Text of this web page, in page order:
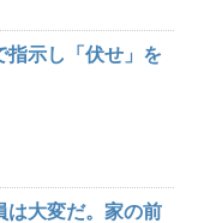
指示し「伏せ」を
は大変だ。家の前